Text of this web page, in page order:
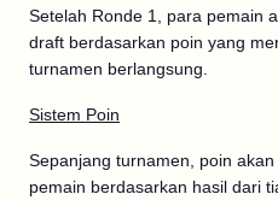
Setelah Ronde 1, para pemain
draft berdasarkan poin yang
turnamen berlangsung.
Sistem Poin
Sepanjang turnamen, poin
pemain berdasarkan hasil dari